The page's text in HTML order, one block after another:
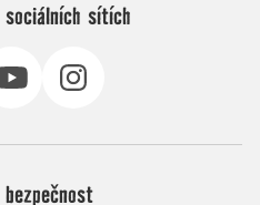
sociálních sítích